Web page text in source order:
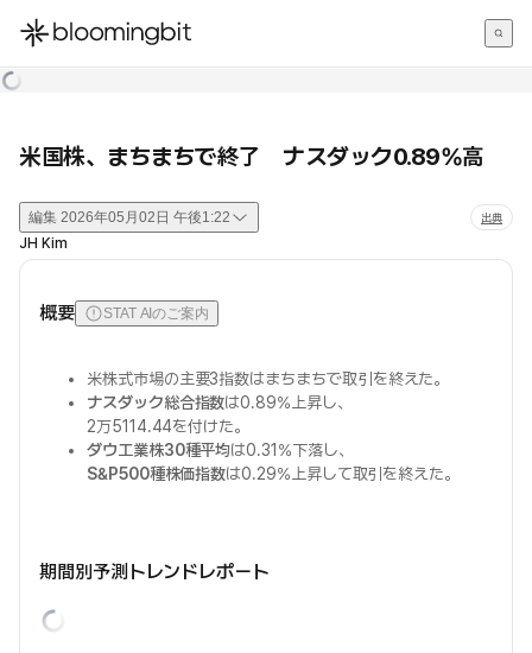
한국어
米国株、まちまちで終了 ナスダック0.89%高
編集 2026年05月02日 午後1:22 出典
JH Kim
概要 STAT AIのご案内
米株式市場の主要3指数はまちまちで取引を終えた。
ナスダック総合指数は0.89%上昇し、
2万5114.44を付けた。
ダウ工業株30種平均は0.31%下落し、
S&P500種株価指数は0.29%上昇して取引を終えた。
期間別予測トレンドレポート